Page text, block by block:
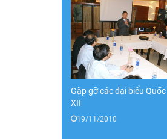
Gặp gỡ các đại biểu
XII
19/11/2010